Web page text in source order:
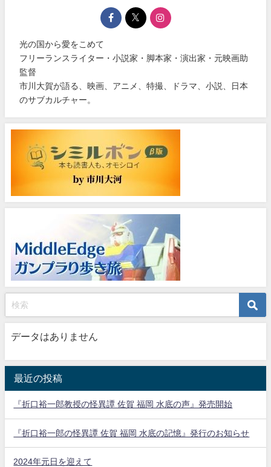
光の国から愛をこめて
フリーランスライター・小説家・脚本家・演出家・元映画助
監督
市川大賀が語る、映画、アニメ、特撮、ドラマ、小説、日本
のサブカルチャー。
データはありません
最近の投稿
『折口裕一郎教授の怪異譚 佐賀 福岡 水底の声』発売開始
『折口裕一郎の怪異譚 佐賀 福岡 水底の記憶』発行のお知らせ
2024年元日を迎えて